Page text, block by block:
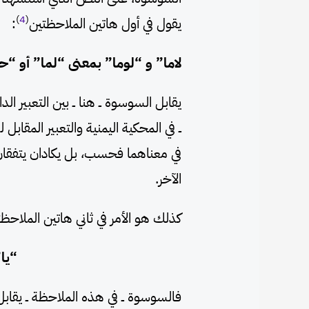
يقول في أول هاتين الملاحظتين(
4
)
:
لاما” و “لوما” بمعنى “لما” أو
يقابل السوسوة ــ هنا ــ بين التعبير
ــ في المحكية اليمنية والتعبير
في معناهما فحسب، بل يكادان
الآخر.
كذلك هو الأمر في ثاني هاتين
فالسوسوة ــ في هذه الملاحظة ــ